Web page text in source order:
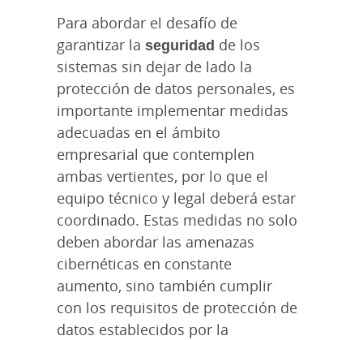
Para abordar el desafío de
garantizar la seguridad de los
sistemas sin dejar de lado la
protección de datos personales, es
importante implementar medidas
adecuadas en el ámbito
empresarial que contemplen
ambas vertientes, por lo que el
equipo técnico y legal deberá estar
coordinado. Estas medidas no solo
deben abordar las amenazas
cibernéticas en constante
aumento, sino también cumplir
con los requisitos de protección de
datos establecidos por la